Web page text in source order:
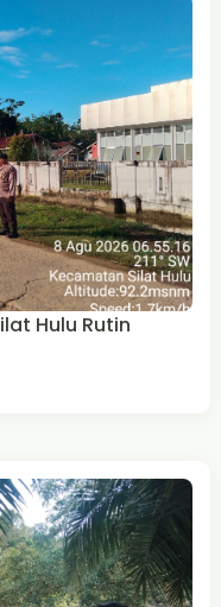
Hulu Rutin